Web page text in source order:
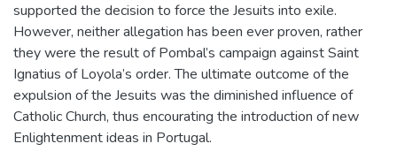
supported the decision to force the Jesuits into exile.
However, neither allegation has been ever proven, rather
they were the result of Pombal’s campaign against Saint
Ignatius of Loyola’s order. The ultimate outcome of the
expulsion of the Jesuits was the diminished influence of
Catholic Church, thus encourating the introduction of new
Enlightenment ideas in Portugal.